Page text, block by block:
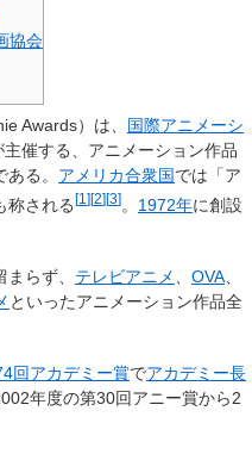
協会
Awards）は、 国際アニメーシ
主催する、アニメーション作品
る。 アメリカ合衆国では「ア
称される[1 ][2][3]。 1972年に創設
らず、 テレビアニメ OVA
といったアニメーション作品全
回アカデミー賞でアカデミー長
年度の第30回アニー賞から2